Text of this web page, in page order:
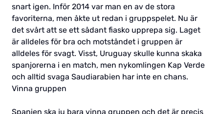
snart igen. Inför 2014 var man en av de stora
favoriterna, men åkte ut redan i gruppspelet. Nu är
det svårt att se ett sådant fiasko upprepa sig. Laget
är alldeles för bra och motståndet i gruppen är
alldeles för svagt. Visst, Uruguay skulle kunna skaka
spanjorerna i en match, men nykomlingen Kap Verde
och alltid svaga Saudiarabien har inte en chans.
Vinna gruppen
Spanien ska ju bara vinna gruppen och det är precis